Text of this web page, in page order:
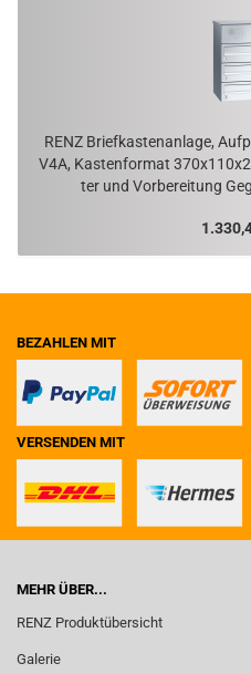
RENZ Brief­kas­ten­an­la­ge,
V4A, Kas­ten­for­mat
ter und Vor­be­rei­tung
BEZAHLEN MIT
VERSENDEN MIT
MEHR ÜBER...
RENZ Produktübersicht
Galerie